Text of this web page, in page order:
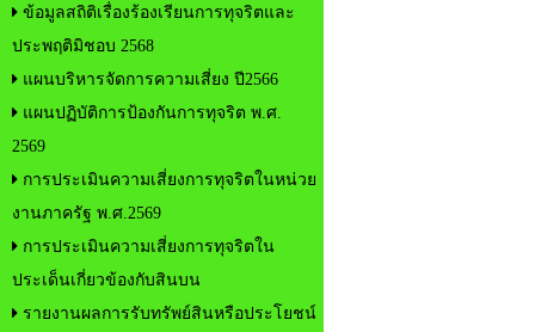
ข้อมูลสถิติเรื่องร้องเรียนการทุจริตและ
ประพฤติมิชอบ 2568
แผนบริหารจัดการความเสี่ยง ปี2566
แผนปฏิบัติการป้องกันการทุจริต พ.ศ.
2569
การประเมินความเสี่ยงการทุจริตในหน่วย
งานภาครัฐ พ.ศ.2569
การประเมินความเสี่ยงการทุจริตใน
ประเด็นเกี่ยวข้องกับสินบน
รายงานผลการรับทรัพย์สินหรือประโยชน์